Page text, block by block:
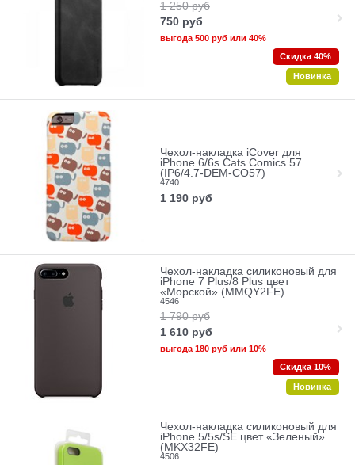
1 250 руб
750 руб
выгода 500 рубили 40%
Скидка 40%
Новинка
Чехол-накладка iCover для
iPhone 6/6s Cats Comics 57
(IP6/4.7-DEM-CO57)
4740
1 190 руб
Чехол-накладка силиконовый для
iPhone 7 Plus/8 Plus цвет
«Морской» (MMQY2FE)
4546
1 790 руб
1 610 руб
выгода 180 рубили 10%
Скидка 10%
Новинка
Чехол-накладка силиконовый для
iPhone 5/5s/SE цвет «Зеленый»
(MKX32FE)
4506